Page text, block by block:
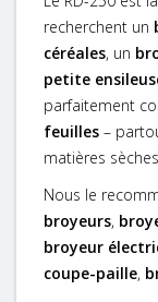
recherchent un
céréales, un
petite
parfaitement
feuilles –
matières
Nous le
broyeurs,
broyeur
coupe-paille,